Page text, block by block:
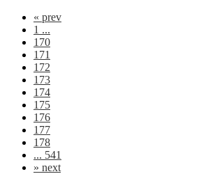
« prev
1 ...
170
171
172
173
174
175
176
177
178
... 541
» next